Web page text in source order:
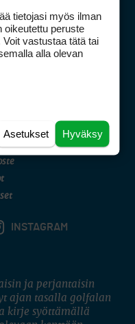
INSTAGRAM
ja perjantaisin
ajan tasalla golfalan
kirje syöttämällä
tietojasi myös ilman
oikeutettu peruste
vastustaa tätä tai
alla olevan
Hyväksy
Asetukset